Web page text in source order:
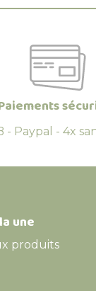
- Paypal - 4x
une
produits